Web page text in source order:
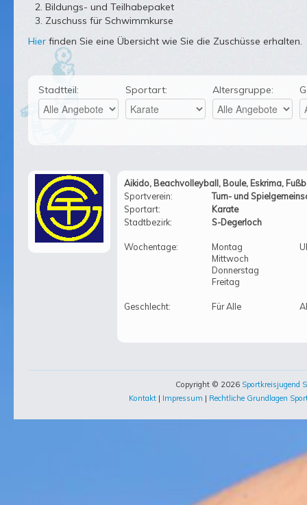
Bildungs- und Teilhabepaket
Zuschuss für Schwimmkurse
Hier finden Sie eine Übersicht wie Sie die Zuschüsse erhalten.
Stadtteil: Sportart: Altersgruppe:
Aikido, Beachvolleyball, Boule, Eskrima,
Sportverein:
Turn- und
Sportart:
Karate
Stadtbezirk:
S-Degerloch
Wochentage:
Montag
Mittwoch
Donnerstag
Freitag
Geschlecht: Für Alle
Copyright © 2026 Sportkreisjugend
Kontakt | Impressum | Rechtliche Grundlagen